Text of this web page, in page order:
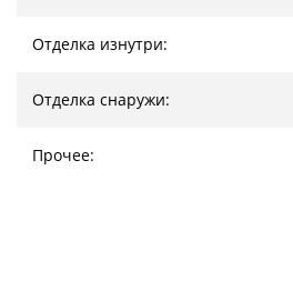
Отделка изнутри:
Отделка снаружи:
Прочее: